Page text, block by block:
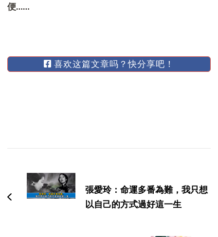
便……
喜欢这篇文章吗？快分享吧！
航
張愛玲：命運多番為難，我只想
以自己的方式過好這一生